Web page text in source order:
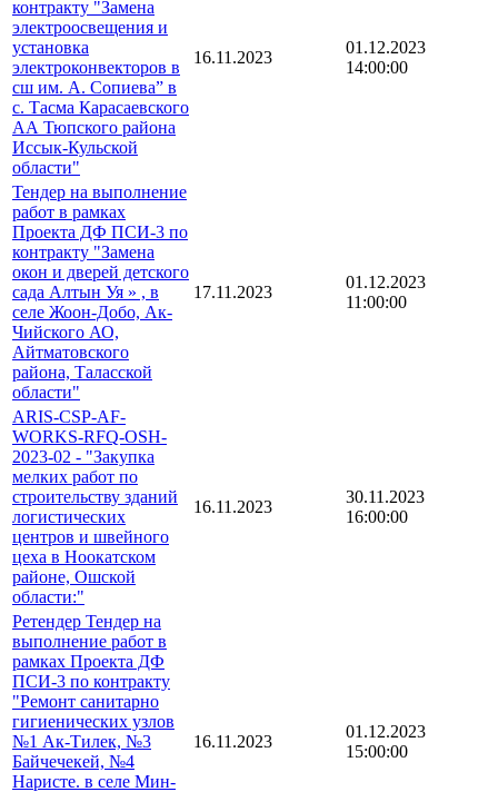
контракту "Замена
электроосвещения и
установка
электроконвекторов в
сш им. А. Сопиева” в
с. Тасма Карасаевского
АА Тюпского района
Иссык-Кульской
области"
16.11.2023
01.12.2023
14:00:00
Тендер на выполнение
работ в рамках
Проекта ДФ ПСИ-3 по
контракту "Замена
окон и дверей детского
сада Алтын Уя » , в
селе Жоон-Добо, Ак-
Чийского АО,
Айтматовского
района, Таласской
области"
17.11.2023
01.12.2023
11:00:00
ARIS-CSP-AF-
WORKS-RFQ-OSH-
2023-02 - "Закупка
мелких работ по
строительству зданий
логистических
центров и швейного
цеха в Ноокатском
районе, Ошской
области:"
16.11.2023
30.11.2023
16:00:00
Ретендер Тендер на
выполнение работ в
рамках Проекта ДФ
ПСИ-3 по контракту
"Ремонт санитарно
гигиенических узлов
№1 Ак-Тилек, №3
Байчечекей, №4
Наристе. в cеле Мин-
16.11.2023
01.12.2023
15:00:00